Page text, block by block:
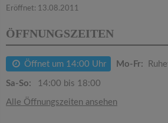
Eröffnet: 13.08.2011
ÖFFNUNGSZEITEN
Öffnet um 14:00 Uhr Mo-Fr:
Sa-So: 14:00 bis 18:00
Alle Öffnungszeiten ansehen
g
a
t
i